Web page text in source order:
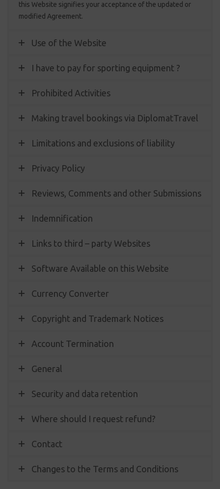
this Website signifies your acceptance of the updated or
modified Agreement.
Use of the Website
I have to pay for sporting equipment ?
Prohibited Activities
Making travel bookings via DiplomatTravel
Limitations and exclusions of liability
Privacy Policy
Reviews, Comments and other Submissions
Indemnification
Links to third – party Websites
Software Available on this Website
Currency Converter
Copyright and Trademark Notices
Account Termination
General
Security and data retention
Where should I request refund?
Contact
Changes to the Terms and Conditions